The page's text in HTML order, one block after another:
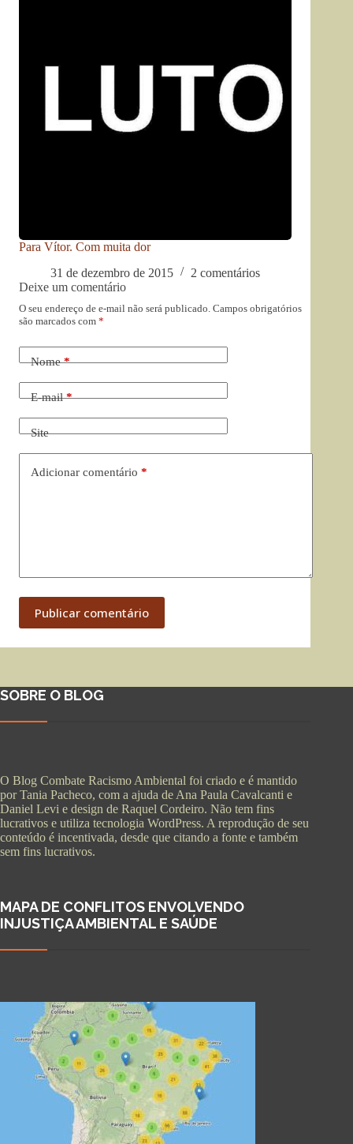
Para Vítor. Com muita dor
31 de dezembro de 2015
2 comentários
Deixe um comentário
O seu endereço de e-mail não será publicado. Campos obrigatórios
são marcados com *
Nome*
E-mail*
Site
Adicionar comentário *
Publicar comentário
SOBRE O BLOG
O Blog Combate Racismo Ambiental foi criado e é mantido
por Tania Pacheco, com a ajuda de Ana Paula Cavalcanti e
Daniel Levi e design de Raquel Cordeiro. Não tem fins
lucrativos e utiliza tecnologia WordPress. A reprodução de seu
conteúdo é incentivada, desde que citando a fonte e também
sem fins lucrativos.
MAPA DE CONFLITOS ENVOLVENDO
INJUSTIÇA AMBIENTAL E SAÚDE